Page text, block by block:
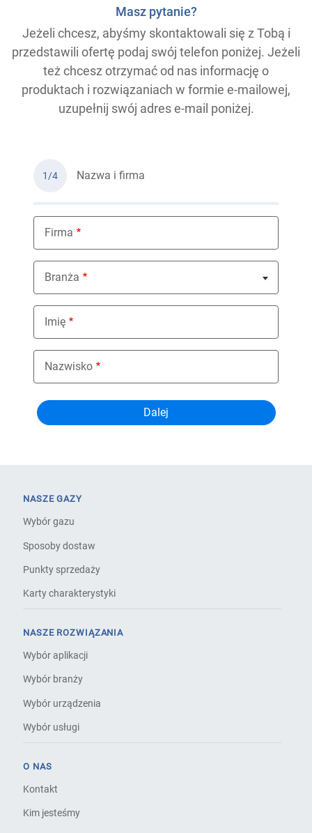
Masz pytanie?
Jeżeli chcesz, abyśmy skontaktowali się z Tobą i
przedstawili ofertę podaj swój telefon poniżej. Jeżeli
też chcesz otrzymać od nas informację o
produktach i rozwiązaniach w formie e-mailowej,
uzupełnij swój adres e-mail poniżej.
1/4 Nazwa i firma
Firma
Branża
Nothing selected
Imię
Nazwisko
NASZE GAZY
Wybór gazu
Sposoby dostaw
Punkty sprzedaży
Karty charakterystyki
NASZE ROZWIĄZANIA
Wybór aplikacji
Wybór branży
Wybór urządzenia
Wybór usługi
O NAS
Kontakt
Kim jesteśmy